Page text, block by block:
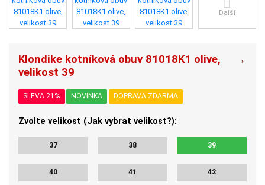
Další
Klondike kotníková obuv 81018K1 olive,
velikost 39
SLEVA 21% NOVINKA DOPRAVA ZDARMA
Zvolte velikost (Jak vybrat velikost?):
37 38 39
40 41 42